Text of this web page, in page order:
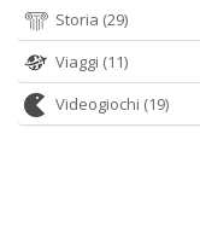
Storia (29)
Viaggi (11)
Videogiochi (19)